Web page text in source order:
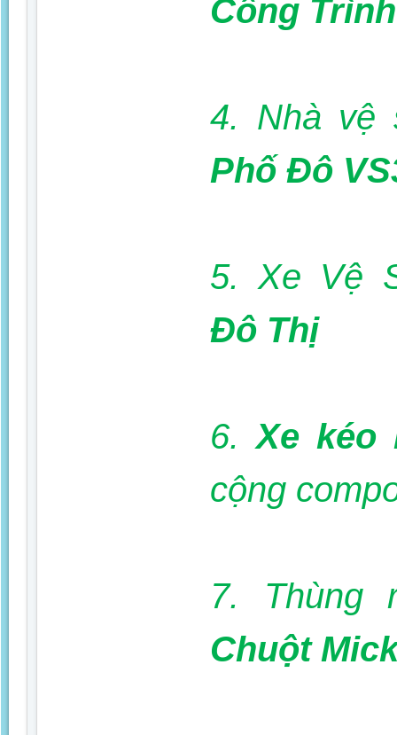
Công Trình
4. Nhà vệ
Phố Đô
5. Xe Vệ
Đô Thị
6.Xe kéo
cộng
7. Thùng
Chuột